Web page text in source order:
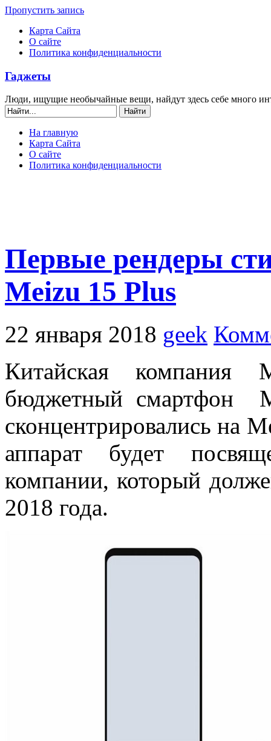
Пропустить запись
Карта Сайта
О сайте
Политика конфиденциальности
Гаджеты
Люди, ищущие необычайные вещи, найдут здесь себе много
На главную
Карта Сайта
О сайте
Политика конфиденциальности
Первые рендеры
Meizu 15 Plus
22 января 2018 geek
Китайская компания
бюджетный смартфон
сконцентрировались на
аппарат будет
компании, который
2018 года.